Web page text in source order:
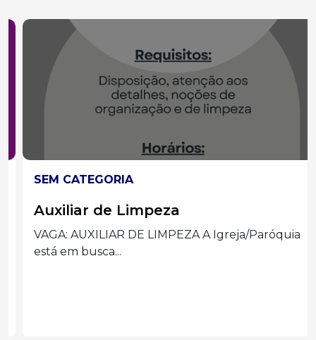
SEM CATEGORIA
Auxiliar de Limpeza
VAGA: AUXILIAR DE LIMPEZA A Igreja/Paróquia
está em busca...